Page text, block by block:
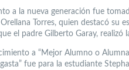
a la nueva generación fue
Torres, quien destacó su
el padre Gilberto Garay,
a “Mejor Alumno o
fue para la estudiante